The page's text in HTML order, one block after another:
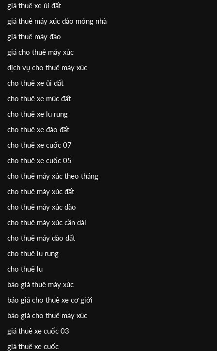
giá thuê xe ủi đất
giá thuê máy xúc đào móng nhà
giá thuê máy đào
giá cho thuê máy xúc
dịch vụ cho thuê máy xúc
cho thuê xe ủi đất
cho thuê xe múc đất
cho thuê xe lu rung
cho thuê xe đào đất
cho thuê xe cuốc 07
cho thuê xe cuốc 05
cho thuê máy xúc theo tháng
cho thuê máy xúc đất
cho thuê máy xúc đào
cho thuê máy xúc cần dài
cho thuê máy đào đất
cho thuê lu rung
cho thuê lu
báo giá thuê máy xúc
báo giá cho thuê xe cơ giới
báo giá cho thuê máy xúc
giá thuê xe cuốc 03
giá thuê xe cuốc